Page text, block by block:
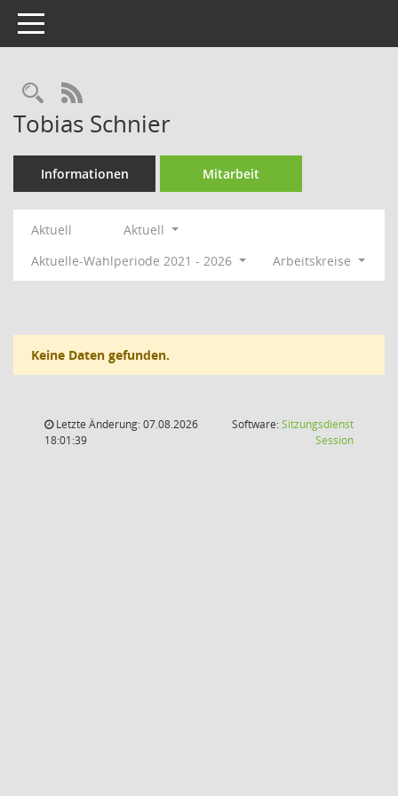
Toggle navigation
Rechercheauswahl
RSS-Feed
Tobias Schnier
Informationen Mitarbeit
Aktuell
Aktuell
Aktuelle-Wahlperiode 2021 - 2026
Arbeitskreise
Keine Daten gefunden.
Letzte Änderung: 07.08.2026
18:01:39
Software:Sitzungsdienst
Session(Wird in